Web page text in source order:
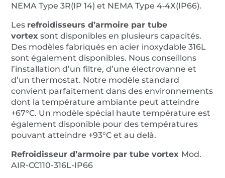
NEMA Type 3R(IP 14) et NEMA Type 4‐4X(IP66).
Les refroidisseurs d’armoire par tube
vortex sont disponibles en plusieurs capacités.
Des modèles fabriqués en acier inoxydable 316L
sont également disponibles. Nous conseillons
l’installation d’un filtre, d’une électrovanne et
d’un thermostat. Notre modèle standard
convient parfaitement dans des environnements
dont la température ambiante peut atteindre
+67°C. Un modèle spécial haute température est
également disponible pour des températures
pouvant atteindre +93°C et au delà.
Refroidisseur d’armoire par tube vortex Mod.
AIR-CC110-316L-IP66